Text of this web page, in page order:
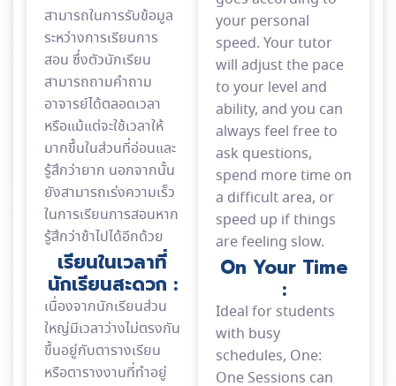
สามารถในการรับข้อมูล
ระหว่างการเรียนการ
สอน ซึ่งตัวนักเรียน
สามารถถามคำถาม
อาจารย์ได้ตลอดเวลา
หรือแม้แต่จะใช้เวลาให้
มากขึ้นในส่วนที่อ่อนและ
รู้สึกว่ายาก นอกจากนั้น
ยังสามารถเร่งความเร็ว
ในการเรียนการสอนหาก
รู้สึกว่าช้าไปได้อีกด้วย
เรียนในเวลาที่
นักเรียนสะดวก :
เนื่องจากนักเรียนส่วน
ใหญ่มีเวลาว่างไม่ตรงกัน
ขึ้นอยู่กับตารางเรียน
หรือตารางงานที่ทำอยู่
your personal
speed. Your tutor
will adjust the pace
to your level and
ability, and you can
always feel free to
ask questions,
spend more time on
a difficult area, or
speed up if things
are feeling slow.
On Your Time
:
Ideal for students
with busy
schedules, One:
One Sessions can